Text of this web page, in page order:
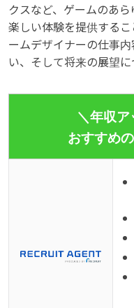
クスなど、ゲームのあ
楽しい体験を提供する
ームデザイナーの仕事
い、そして将来の展望に
＼年収
おすすめ